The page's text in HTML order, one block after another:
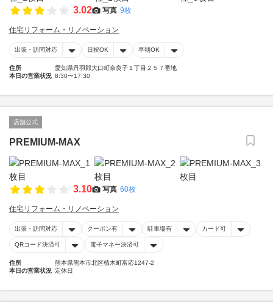
3.02 写真 9枚
住宅リフォーム・リノベーション
出張・訪問対応 日祝OK 早朝OK
住所
愛知県丹羽郡大口町奈良子１丁目２５７番地
本日の営業状況 8:30〜17:30
店舗公式
PREMIUM-MAX
3.10 写真 60枚
住宅リフォーム・リノベーション
出張・訪問対応 クーポン有 駐車場有 カード可
QRコード決済可 電子マネー決済可
住所
熊本県熊本市北区植木町富応1247-2
本日の営業状況 定休日